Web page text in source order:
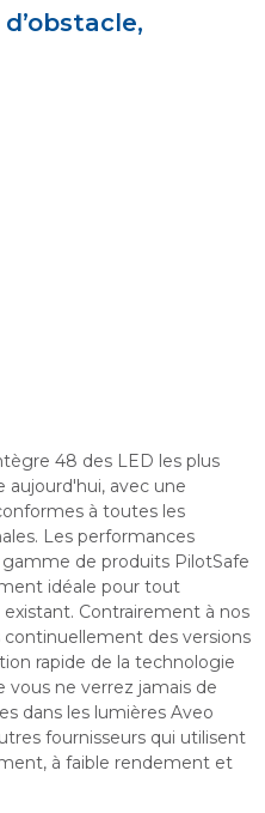
48 des LED les plus
aujourd'hui, avec une
à toutes les
Les performances
de produits PilotSafe
idéale pour tout
Contrairement à nos
des versions
rapide de la technologie
vous ne verrez jamais de
dans les lumières Aveo
fournisseurs qui utilisent
à faible rendement et